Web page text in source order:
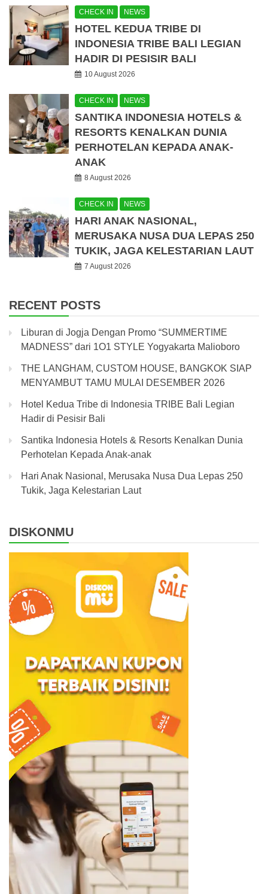
CHECK IN NEWS
HOTEL KEDUA TRIBE DI
INDONESIA TRIBE BALI LEGIAN
HADIR DI PESISIR BALI
10 August 2026
CHECK IN NEWS
SANTIKA INDONESIA HOTELS &
RESORTS KENALKAN DUNIA
PERHOTELAN KEPADA ANAK-
ANAK
8 August 2026
CHECK IN NEWS
HARI ANAK NASIONAL,
MERUSAKA NUSA DUA LEPAS 250
TUKIK, JAGA KELESTARIAN LAUT
7 August 2026
RECENT POSTS
Liburan di Jogja Dengan Promo “SUMMERTIME
MADNESS” dari 1O1 STYLE Yogyakarta Malioboro
THE LANGHAM, CUSTOM HOUSE, BANGKOK SIAP
MENYAMBUT TAMU MULAI DESEMBER 2026
Hotel Kedua Tribe di Indonesia TRIBE Bali Legian
Hadir di Pesisir Bali
Santika Indonesia Hotels & Resorts Kenalkan Dunia
Perhotelan Kepada Anak-anak
Hari Anak Nasional, Merusaka Nusa Dua Lepas 250
Tukik, Jaga Kelestarian Laut
DISKONMU